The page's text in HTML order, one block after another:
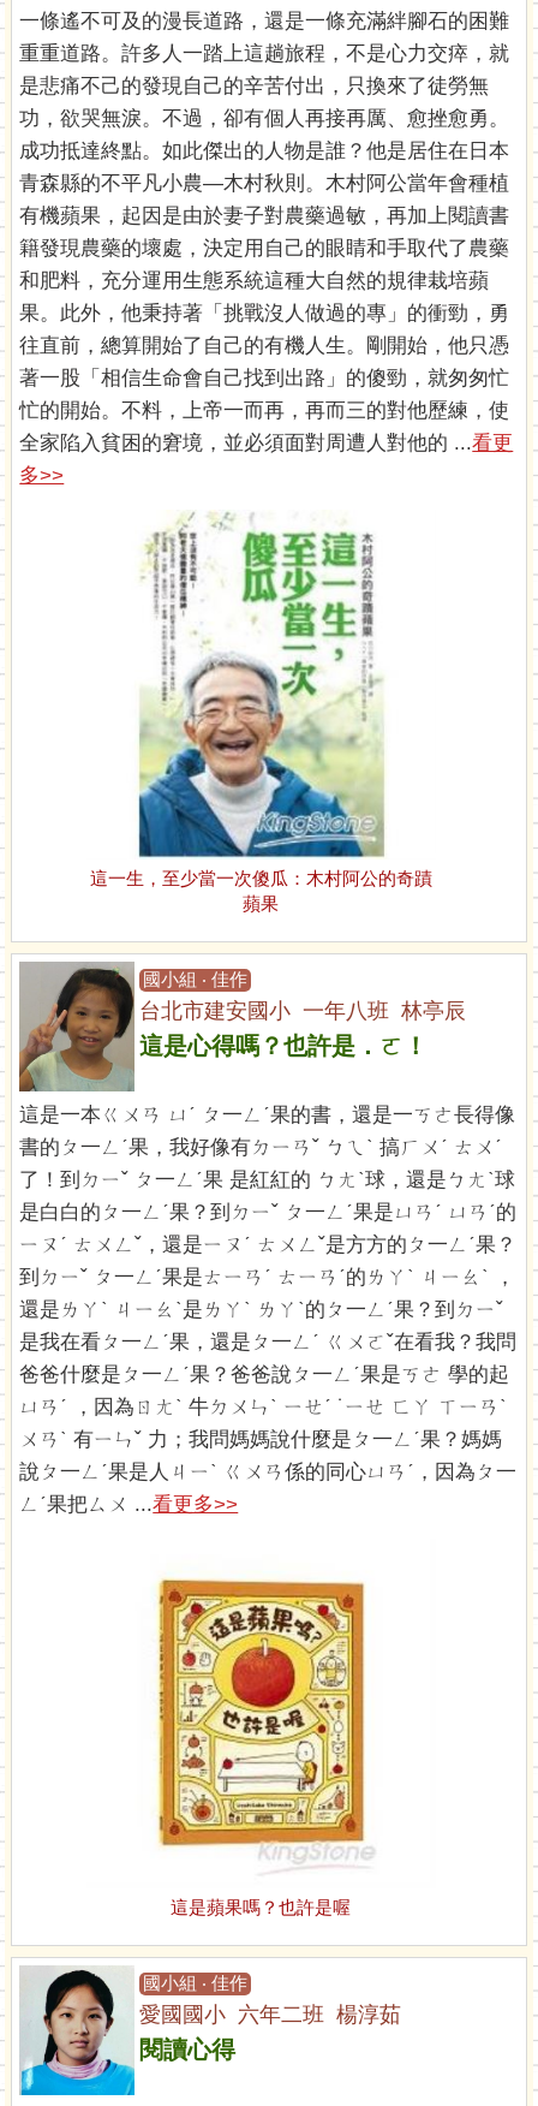
一條遙不可及的漫長道路，還是一條充滿絆腳石的困難
重重道路。許多人一踏上這趟旅程，不是心力交瘁，就
是悲痛不己的發現自己的辛苦付出，只換來了徒勞無
功，欲哭無淚。不過，卻有個人再接再厲、愈挫愈勇。
成功抵達終點。如此傑出的人物是誰？他是居住在日本
青森縣的不平凡小農—木村秋則。木村阿公當年會種植
有機蘋果，起因是由於妻子對農藥過敏，再加上閱讀書
籍發現農藥的壞處，決定用自己的眼睛和手取代了農藥
和肥料，充分運用生態系統這種大自然的規律栽培蘋
果。此外，他秉持著「挑戰沒人做過的專」的衝勁，勇
往直前，總算開始了自己的有機人生。剛開始，他只憑
著一股「相信生命會自己找到出路」的傻勁，就匆匆忙
忙的開始。不料，上帝一而再，再而三的對他歷練，使
全家陷入貧困的窘境，並必須面對周遭人對他的 ...看更
多>>
這一生，至少當一次傻瓜：木村阿公的奇蹟
蘋果
國小組 ‧ 佳作
台北市建安國小 一年八班 林亭辰
這是心得嗎？也許是．ㄛ！
這是一本ㄍㄨㄢ ㄩˊ ㄆ一ㄥˊ果的書，還是一ㄎㄜ長得像
書的ㄆ一ㄥˊ果，我好像有ㄉㄧㄢˇ ㄅㄟˋ 搞ㄏㄨˊ ㄊㄨˊ
了！到ㄉㄧˇ ㄆ一ㄥˊ果 是紅紅的 ㄅㄤˋ球，還是ㄅㄤˋ球
是白白的ㄆ一ㄥˊ果？到ㄉㄧˇ ㄆ一ㄥˊ果是ㄩㄢˊ ㄩㄢˊ的
ㄧㄡˊ ㄊㄨㄥˇ，還是ㄧㄡˊ ㄊㄨㄥˇ是方方的ㄆ一ㄥˊ果？
到ㄉㄧˇ ㄆ一ㄥˊ果是ㄊㄧㄢˊ ㄊㄧㄢˊ的ㄌㄚˋ ㄐㄧㄠˋ ，
還是ㄌㄚˋ ㄐㄧㄠˋ是ㄌㄚˋ ㄌㄚˋ的ㄆ一ㄥˊ果？到ㄉㄧˇ
是我在看ㄆ一ㄥˊ果，還是ㄆ一ㄥˊ ㄍㄨㄛˇ在看我？我問
爸爸什麼是ㄆ一ㄥˊ果？爸爸說ㄆ一ㄥˊ果是ㄎㄜ 學的起
ㄩㄢˊ ，因為ㄖㄤˋ 牛ㄉㄨㄣˋ ㄧㄝˊ ˙ㄧㄝ ㄈㄚ ㄒㄧㄢˋ
ㄨㄢˋ 有ㄧㄣˇ 力；我問媽媽說什麼是ㄆ一ㄥˊ果？媽媽
說ㄆ一ㄥˊ果是人ㄐㄧˋ ㄍㄨㄢ係的同心ㄩㄢˊ，因為ㄆ一
ㄥˊ果把ㄙㄨ ...看更多>>
這是蘋果嗎？也許是喔
國小組 ‧ 佳作
愛國國小 六年二班 楊淳茹
閱讀心得